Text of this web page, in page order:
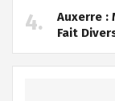
Auxerre :
Fait